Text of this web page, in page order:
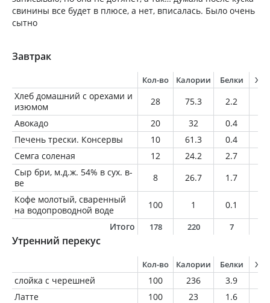
свинины все будет в плюсе, а нет, вписалась. Было очень
сытно
Завтрак
Кол-во Калории Белки
Хлеб домашний с орехами и
изюмом
28 75.3 2.2
Авокадо
20 32 0.4
Печень трески. Консервы
10 61.3 0.4
Семга соленая
12 24.2 2.7
Сыр бри, м.д.ж. 54% в сух. в-
ве
8 26.7 1.7
Кофе молотый, сваренный
на водопроводной воде
100 1 0.1
Итого
178 220 7
Утренний перекус
Кол-во Калории Белки
слойка с черешней 100 236 3.9
Латте
100 23 1.6